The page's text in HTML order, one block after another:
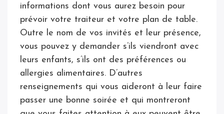
informations dont vous aurez besoin pour
prévoir votre traiteur et votre plan de table.
Outre le nom de vos invités et leur présence,
vous pouvez y demander s’ils viendront avec
leurs enfants, s’ils ont des préférences ou
allergies alimentaires. D’autres
renseignements qui vous aideront à leur faire
passer une bonne soirée et qui montreront